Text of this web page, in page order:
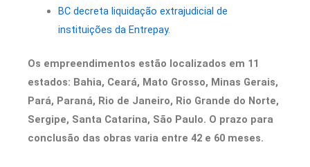
BC decreta liquidação extrajudicial de
instituições da Entrepay.
Os empreendimentos estão localizados em 11
estados: Bahia, Ceará, Mato Grosso, Minas Gerais,
Pará, Paraná, Rio de Janeiro, Rio Grande do Norte,
Sergipe, Santa Catarina, São Paulo. O prazo para
conclusão das obras varia entre 42 e 60 meses.